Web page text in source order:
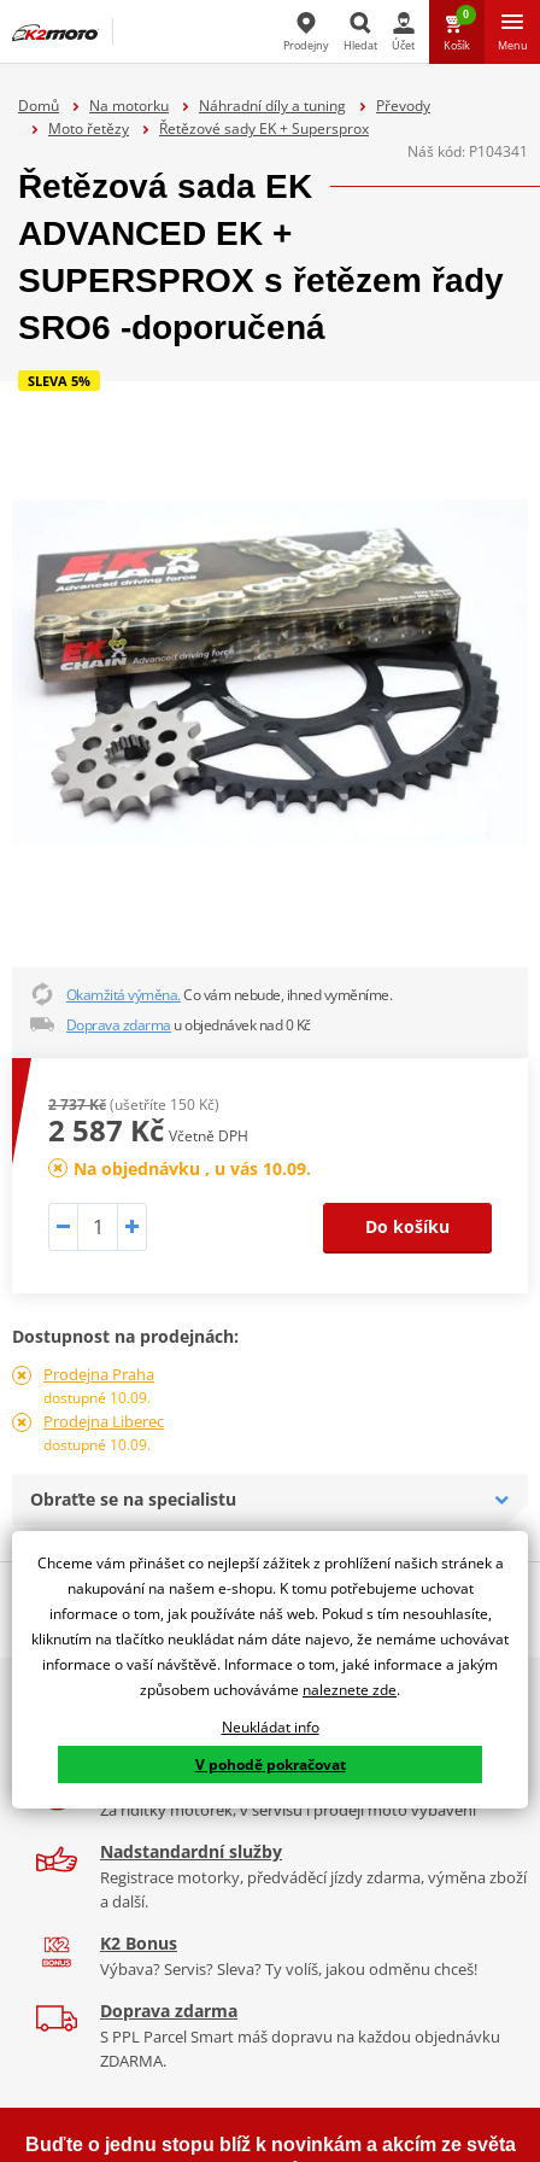
Prodejny Hledat Účet
0
Košík Menu
Domů Na motorku Náhradní díly a tuning
Převody
Moto řetězy
Řetězové sady EK + Supersprox
Náš kód: P104341
Řetězová sada EK
ADVANCED EK +
SUPERSPROX s řetězem řady
SRO6 -doporučená
SLEVA 5%
Okamžitá výměna.Co vám nebude, ihned vyměníme.
Doprava zdarma u objednávek nad 0 Kč
2 737 Kč(ušetříte 150 Kč)
2 587 Kč Včetně DPH
Na objednávku , u vás 10.09.
Do košíku
Dostupnost na prodejnách:
Prodejna Praha
dostupné 10.09.
Prodejna Liberec
dostupné 10.09.
Obraťte se na specialistu
Popis a parametry
Jsme autorizovaný
dealer značky EK + SUPERSPROX
Řetězová sada - Řetěz EK, řada SRO6, těsněný O-kroužkem.
Ocelové kolečko a rozeta SUPERSPROX.
Řetěz 520 SRO6
pádem je nejvhodnější pro úzká vodítka řetězů sportovních endur
nebo motokrosek. Je zároveň nejlehčí a nejpevnější a jako jediný
na trhu má ZST.
KTM 390 Duke, Honda CB 500 F, Yamaha R3
Kvalitní O-kroužkový řetěz sedí na podobné motorky jako DEX
řada, ale větší kubatury. Je vyroben z o něco kvalitnějších
2x multibrand showroom
9 značek motocyklů, servis, oblečení, doplňky i náhradní
díly, to vše v Praze a Liberci
Více než 30 let zkušeností
Za řídítky motorek, v servisu i prodeji moto vybavení
Nadstandardní služby
Registrace motorky, předváděcí jízdy zdarma, výměna zboží
a další.
K2 Bonus
Výbava? Servis? Sleva? Ty volíš, jakou odměnu chceš!
Doprava zdarma
S PPL Parcel Smart máš dopravu na každou objednávku
ZDARMA.
Buďte o jednu stopu blíž k novinkám a akcím ze světa
Chceme vám přinášet co nejlepší zážitek z prohlížení našich stránek a
nakupování na našem e-shopu. K tomu potřebujeme uchovat
informace o tom, jak používáte náš web. Pokud s tím nesouhlasíte,
kliknutím na tlačítko neukládat nám dáte najevo, že nemáme uchovávat
informace o vaší návštěvě. Informace o tom, jaké informace a jakým
způsobem uchováváme naleznete zde.
Neukládat info
V pohodě pokračovat